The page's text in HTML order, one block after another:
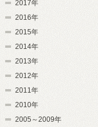
2017年
2016年
2015年
2014年
2013年
2012年
2011年
2010年
2005～2009年